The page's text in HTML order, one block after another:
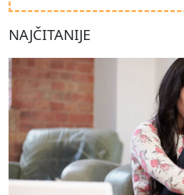
NAJČITANIJE